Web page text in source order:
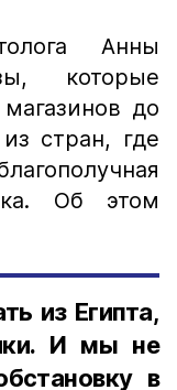
Анны
которые
до
стран, где
Об этом
из Египта,
И мы не
в